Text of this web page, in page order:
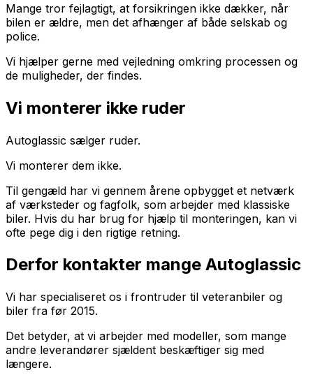
Mange tror fejlagtigt, at forsikringen ikke dækker, når
bilen er ældre, men det afhænger af både selskab og
police.
Vi hjælper gerne med vejledning omkring processen og
de muligheder, der findes.
Vi monterer ikke ruder
Autoglassic sælger ruder.
Vi monterer dem ikke.
Til gengæld har vi gennem årene opbygget et netværk
af værksteder og fagfolk, som arbejder med klassiske
biler. Hvis du har brug for hjælp til monteringen, kan vi
ofte pege dig i den rigtige retning.
Derfor kontakter mange Autoglassic
Vi har specialiseret os i frontruder til veteranbiler og
biler fra før 2015.
Det betyder, at vi arbejder med modeller, som mange
andre leverandører sjældent beskæftiger sig med
længere.